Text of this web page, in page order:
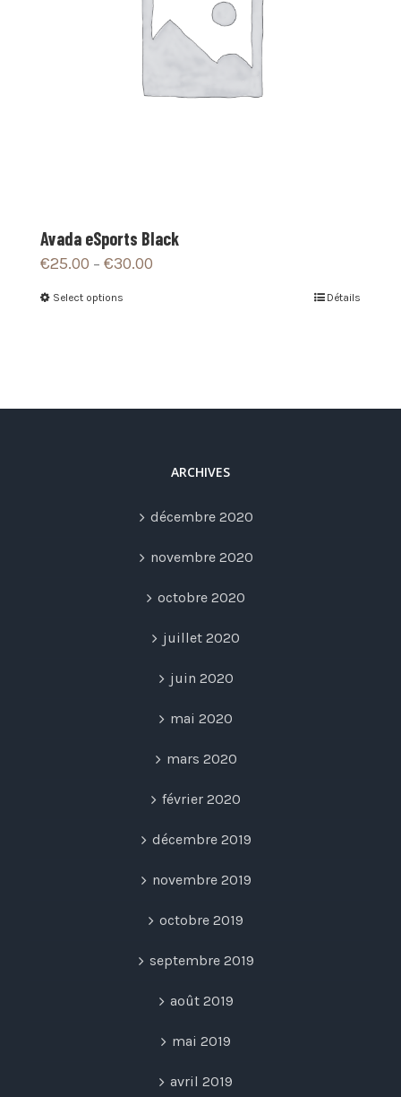
Avada eSports Black
€25.00 – €30.00
Select options Détails
ARCHIVES
décembre 2020
novembre 2020
octobre 2020
juillet 2020
juin 2020
mai 2020
mars 2020
février 2020
décembre 2019
novembre 2019
octobre 2019
septembre 2019
août 2019
mai 2019
avril 2019